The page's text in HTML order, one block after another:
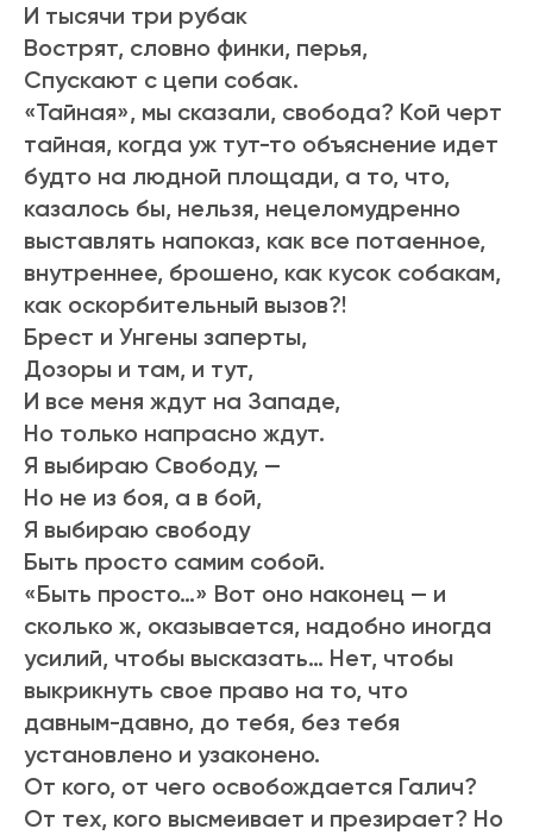
И тысячи три рубак
Вострят, словно финки, перья,
Спускают с цепи собак.
«Тайная», мы сказали, свобода? Кой черт
тайная, когда уж тут-то объяснение идет
будто на людной площади, а то, что,
казалось бы, нельзя, нецеломудренно
выставлять напоказ, как все потаенное,
внутреннее, брошено, как кусок собакам,
как оскорбительный вызов?!
Брест и Унгены заперты,
Дозоры и там, и тут,
И все меня ждут на Западе,
Но только напрасно ждут.
Я выбираю Свободу, —
Но не из боя, а в бой,
Я выбираю свободу
Быть просто самим собой.
«Быть просто…» Вот оно наконец — и
сколько ж, оказывается, надобно иногда
усилий, чтобы высказать… Нет, чтобы
выкрикнуть свое право на то, что
давным-давно, до тебя, без тебя
установлено и узаконено.
От кого, от чего освобождается Галич?
От тех, кого высмеивает и презирает? Но